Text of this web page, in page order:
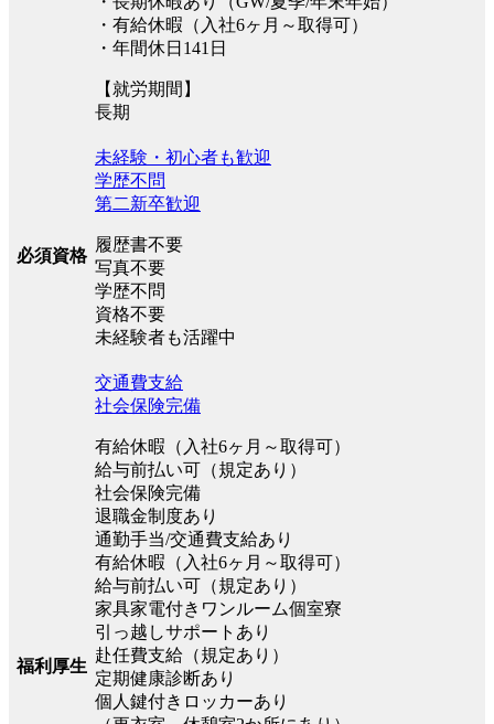
・有給休暇（入社6ヶ月～取得可）
・年間休日141日
【就労期間】
長期
必須資格
未経験・初心者も歓迎
学歴不問
第二新卒歓迎
履歴書不要
写真不要
学歴不問
資格不要
未経験者も活躍中
福利厚生
交通費支給
社会保険完備
有給休暇（入社6ヶ月～取得可）
給与前払い可（規定あり）
社会保険完備
退職金制度あり
通勤手当/交通費支給あり
有給休暇（入社6ヶ月～取得可）
給与前払い可（規定あり）
家具家電付きワンルーム個室寮
引っ越しサポートあり
赴任費支給（規定あり）
定期健康診断あり
個人鍵付きロッカーあり